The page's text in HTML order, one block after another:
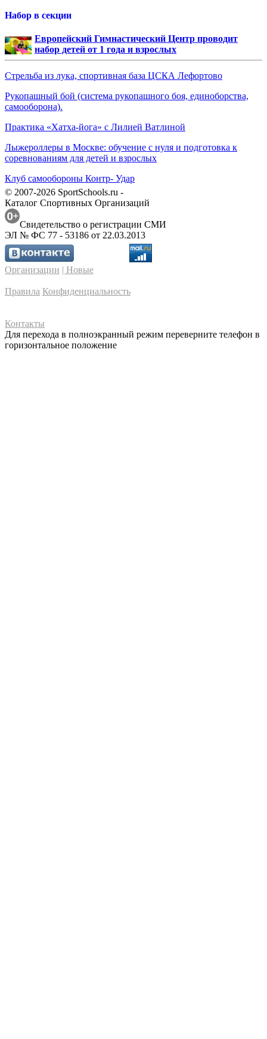
Набор в секции
Европейский Гимнастический Центр проводит
набор детей от 1 года и взрослых
Стрельба из лука, спортивная база ЦСКА Лефортово
Рукопашный бой (система рукопашного боя, единоборства,
самооборона).
Практика «Хатха-йога» с Лилией Ватлиной
Лыжероллеры в Москве: обучение с нуля и подготовка к
соревнованиям для детей и взрослых
Клуб самообороны Контр- Удар
© 2007-2026 SportSchools.ru -
Каталог Спортивных Организаций
Свидетельство о регистрации СМИ
ЭЛ № ФС 77 - 53186 от 22.03.2013
Организации | Новые
Правила Конфиденциальность
Контакты
Для перехода в полноэкранный режим переверните телефон в
горизонтальное положение